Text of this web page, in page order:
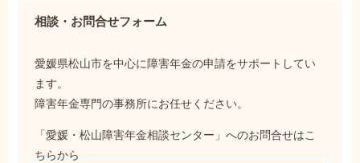
相談・お問合せフォーム
愛媛県松山市を中心に障害年金の申請をサポートしてい
ます。
障害年金専門の事務所にお任せください。
「愛媛・松山障害年金相談センター」へのお問合せはこ
ちらから